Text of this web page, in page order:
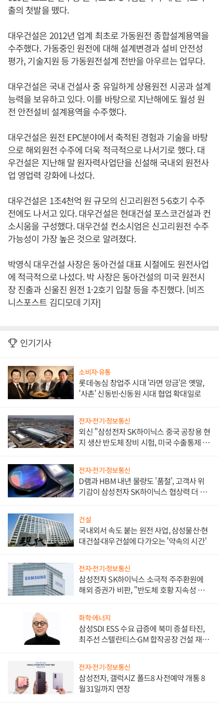
출의 첫발을 뗐다.
대우건설은 2012년 업계 최초로 가동원전 종합설계용역을
수주했다. 가동중인 원전에 대해 설계변경과 설비 안전성
평가, 기술지원 등 가동원전설계 전반을 아우르는 업무다.
대우건설은 국내 건설사 중 유일하게 상용원전 시공과 설계
능력을 보유하고 있다. 이를 바탕으로 지난해에도 월성 원
전 안전설비 설계용역을 수주했다.
대우건설은 원전 EPC분야에서 축적된 경험과 기술을 바탕
으로 해외원전 수주에 더욱 적극적으로 나서기로 했다. 대
우건설은 지난해 말 원자력사업단을 신설해 국내외 원전사
업 영업력 강화에 나섰다.
대우건설은 1조4천억 원 규모의 신고리원전 5·6호기 수주
전에도 나서고 있다. 대우건설은 현대건설 포스코건설과 컨
소시움을 구성했다. 대우건설 컨소시엄은 신고리원전 수주
가능성이 가장 높은 것으로 알려졌다.
박영식 대우건설 사장은 동아건설 대표 시절에도 원전사업
에 적극적으로 나섰다. 박 사장은 동아건설의 미국 원전시
장 진출과 신울진 원전 1·2호기 입찰 등을 추진했다. [비즈
니스포스트 김디모데 기자]
인기기사
소비자·유통
롯데·농심 창업주 시대 '라면 앙금'은 옛말,
'사촌' 신동빈·신동원 시대 협업 확대일로
전자·전기·정보통신
외신 "삼성전자 SK하이닉스 중국 공장용 현
지 생산 반도체 장비 시험, 미국 수출통제 대
전자·전기·정보통신
D램과 HBM 내년 물량도 '품절', 고객사 위
기감이 삼성전자 SK하이닉스 협상력 더 키
건설
국내외서 속도 붙는 원전 사업, 삼성물산·현
대건설·대우건설에 다가오는 '약속의 시간'
전자·전기·정보통신
삼성전자 SK하이닉스 소극적 주주환원에
해외 증권가 비판, "반도체 호황 지속성 의
화학·에너지
삼성SDI ESS 수요 급증에 북미 증설 타진,
최주선 스텔란티스·GM 합작공장 건설 재추
전자·전기·정보통신
삼성전자, 갤럭시Z 폴드8 사전예약 개통 8
월31일까지 연장